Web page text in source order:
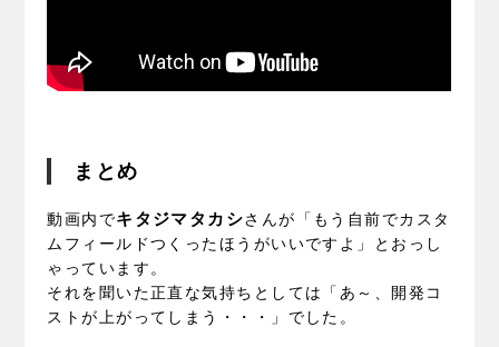
まとめ
動画内でキタジマタカシさんが「もう自前でカスタ
ムフィールドつくったほうがいいですよ」とおっし
ゃっています。
それを聞いた正直な気持ちとしては「あ～、開発コ
ストが上がってしまう・・・」でした。